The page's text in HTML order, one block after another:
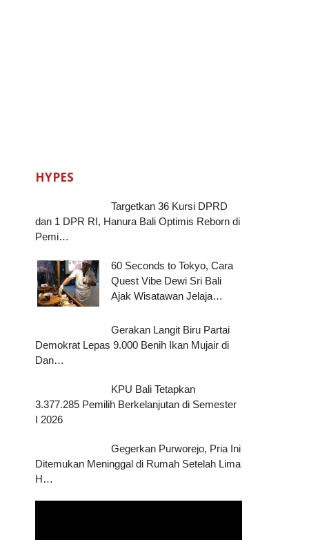
HYPES
Targetkan 36 Kursi DPRD
dan 1 DPR RI, Hanura Bali Optimis Reborn di
Pemi…
60 Seconds to Tokyo, Cara
Quest Vibe Dewi Sri Bali
Ajak Wisatawan Jelaja…
Gerakan Langit Biru Partai
Demokrat Lepas 9.000 Benih Ikan Mujair di
Dan…
KPU Bali Tetapkan
3.377.285 Pemilih Berkelanjutan di Semester
I 2026
Gegerkan Purworejo, Pria Ini
Ditemukan Meninggal di Rumah Setelah Lima
H…